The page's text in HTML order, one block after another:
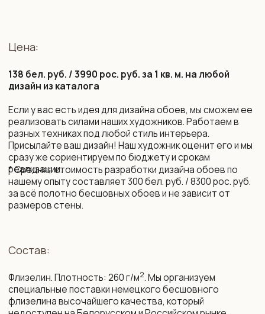
10 рабочих дней (возможно сокращение сроков)
Срок изготовления:
и доставляются транспортной компанией до двери
дома по РБ и РФ, возможна международная доставка.
Упаковка и доставка:
Подробная инструкция по монтажу. Поделимся
контактами мастеров, которые выполнят монтаж
бесшовных обоев профессионально.
Обои устойчивы к выцветанию. Можно протирать
влажной губкой без агрессивных моющих средств.
Монтаж и уход: